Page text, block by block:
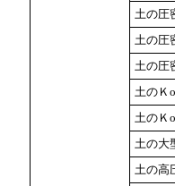
土の圧
土の圧
土の圧
土のＫ
土のＫ
土の大
土の高